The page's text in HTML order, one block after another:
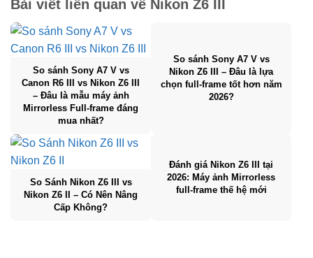
Bài viết liên quan về Nikon Z6 III
So sánh Sony A7 V vs
Canon R6 III vs Nikon Z6 III
– Đâu là mẫu máy ảnh
Mirrorless Full-frame đáng
mua nhất?
So sánh Sony A7 V vs
Nikon Z6 III – Đâu là lựa
chọn full-frame tốt hơn năm
2026?
So Sánh Nikon Z6 III vs
Nikon Z6 II – Có Nên Nâng
Cấp Không?
Đánh giá Nikon Z6 III tại
2026: Máy ảnh Mirrorless
full-frame thế hệ mới